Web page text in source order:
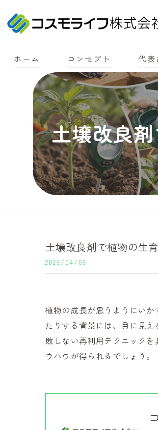
ホーム コンセプト 代表
土壌改良
土壌改良剤で植物の生
2026/04/09
植物の成長が思うようにい
たりする背景には、目に見
敗しない再利用テクニック
ウハウが得られるでしょう。